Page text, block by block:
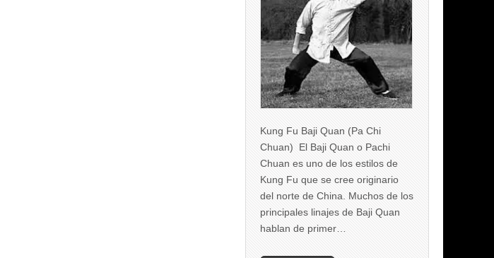
Kung Fu Baji Quan (Pa Chi
Chuan) El Baji Quan o Pachi
Chuan es uno de los estilos de
Kung Fu que se cree originario
del norte de China. Muchos de los
principales linajes de Baji Quan
hablan de primer…